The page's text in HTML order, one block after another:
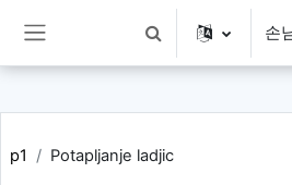
검색 입력 전환 손
p1 Potapljanje ladjic